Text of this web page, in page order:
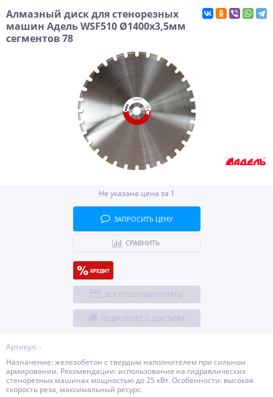
Алмазный диск для стенорезных
машин Адель WSF510 Ø1400x3,5мм
сегментов 78
Артикул: -
Назначение: железобетон с твердым наполнителем при сильном
армировании. Рекомендации: использование на гидравлических
стенорезных машинах мощностью до 25 кВт. Особенности: высокая
скорость реза, максимальный ресурс.
Не указана цена за 1
ЗАПРОСИТЬ ЦЕНУ
СРАВНИТЬ
ВСЕ СПОСОБЫ ОПЛАТЫ
ПОДРОБНЕЕ О ДОСТАВКЕ